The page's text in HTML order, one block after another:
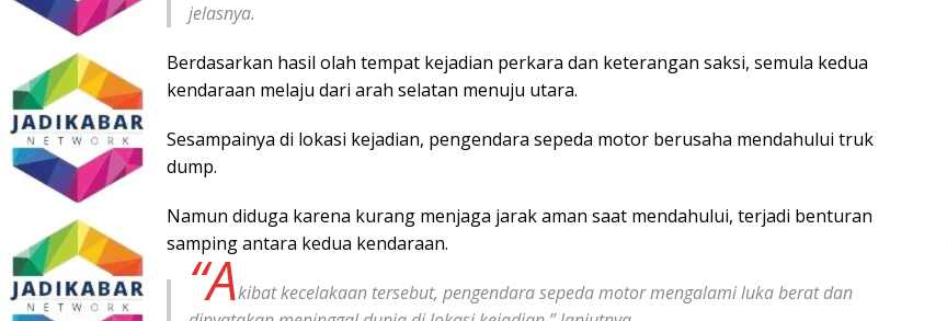
jelasnya.
Berdasarkan hasil olah tempat kejadian perkara dan keterangan saksi, semula kedua
kendaraan melaju dari arah selatan menuju utara.
Sesampainya di lokasi kejadian, pengendara sepeda motor berusaha mendahului truk
dump.
Namun diduga karena kurang menjaga jarak aman saat mendahului, terjadi benturan
samping antara kedua kendaraan.
“Akibat kecelakaan tersebut, pengendara sepeda motor mengalami luka berat dan